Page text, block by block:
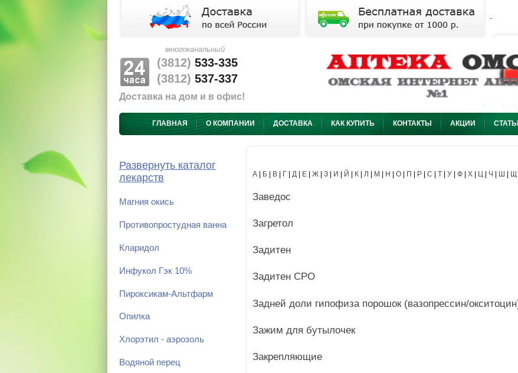
многоканальный
(3812) 533-335
(3812) 537-337
Доставка на дом и в офис!
ГЛАВНАЯ О КОМПАНИИ ДОСТАВКА КАК КУПИТЬ КОНТАКТЫ АКЦИИ
Развернуть каталог
лекарств
Магния окись
Противопростудная ванна
Кларидол
Инфукол Гэк 10%
Пироксикам-Альтфарм
Опилка
Хлорэтил - аэрозоль
Водяной перец
А Б В Г Д Е Ж З И Й К Л М Н О П Р С Т У Ф Х Ц Ч Ш Щ
Заведос
Загретол
Задитен
Задитен СРО
Задней доли гипофиза порошок (вазопрессин/
Зажим для бутылочек
Закрепляющие